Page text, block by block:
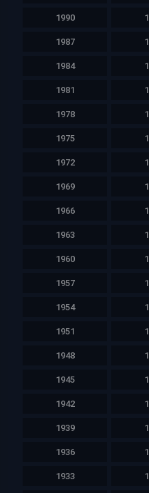
1990
1987
1984
1981
1978
1975
1972
1969
1966
1963
1960
1957
1954
1951
1948
1945
1942
1939
1936
1933